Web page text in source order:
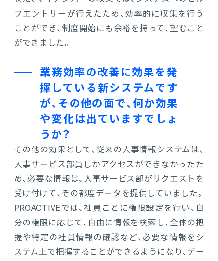
フエントリーが行えたため、効率的に収集を行う
ことができ、制度開始にも余裕を持って、望むこと
ができました。
業務効率の改善に効果を発
揮している新システムです
が、その他の面で、何か効果
や変化は出ていますでしょ
うか？
その他の効果として、従来の人事情報システムは、
人事サービス部員しかアクセスができなかったた
め、必要な情報は、人事サービス部がリクエストを
受け付けて、その都度データを提供していました。
PROACTIVEでは、社員ごとに権限設定を行い、自
分の権限に応じて、自由に情報を検索し、全体の把
握や特定の社員情報の確認など、必要な情報をシ
ステム上で把握することができるようになり、デー